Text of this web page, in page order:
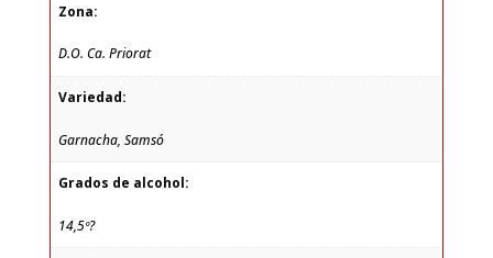
Zona:
D.O. Ca. Priorat
Variedad:
Garnacha, Samsó
Grados de alcohol:
14,5º?